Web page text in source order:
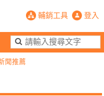
看！數位五倍券加碼綁定方
輔銷工具 登入
險懂生活
輔銷工具 活動專區
聞推薦